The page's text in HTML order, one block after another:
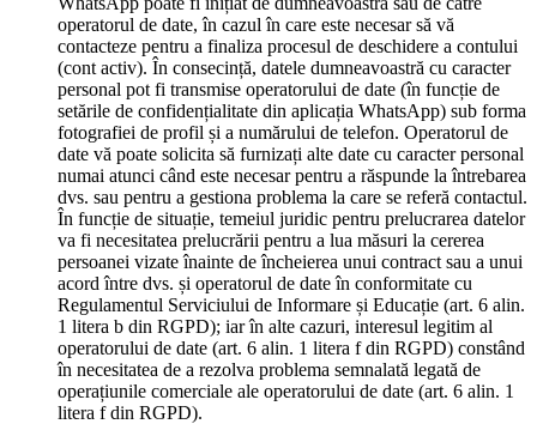
operatorul de date, în cazul în care este necesar să vă
contacteze pentru a finaliza procesul de deschidere a contului
(cont activ). În consecință, datele dumneavoastră cu caracter
personal pot fi transmise operatorului de date (în funcție de
setările de confidențialitate din aplicația WhatsApp) sub forma
fotografiei de profil și a numărului de telefon. Operatorul de
date vă poate solicita să furnizați alte date cu caracter personal
numai atunci când este necesar pentru a răspunde la întrebarea
dvs. sau pentru a gestiona problema la care se referă contactul.
În funcție de situație, temeiul juridic pentru prelucrarea datelor
va fi necesitatea prelucrării pentru a lua măsuri la cererea
persoanei vizate înainte de încheierea unui contract sau a unui
acord între dvs. și operatorul de date în conformitate cu
Regulamentul Serviciului de Informare și Educație (art. 6 alin.
1 litera b din RGPD); iar în alte cazuri, interesul legitim al
operatorului de date (art. 6 alin. 1 litera f din RGPD) constând
în necesitatea de a rezolva problema semnalată legată de
operațiunile comerciale ale operatorului de date (art. 6 alin. 1
litera f din RGPD).